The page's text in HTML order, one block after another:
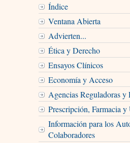
Índice
Ventana Abierta
Advierten...
Ética y Derecho
Ensayos Clínicos
Economía y Acceso
Agencias Reguladoras y
Prescripción, Farmacia
Información para los
Colaboradores